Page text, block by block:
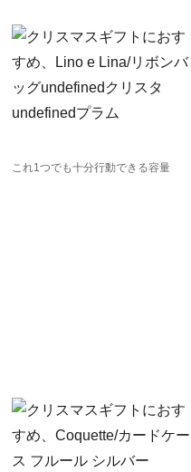
これ1つでも十分行動できる容量